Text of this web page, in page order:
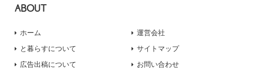
ABOUT
ホーム
と暮らすについて
広告出稿について
運営会社
サイトマップ
お問い合わせ